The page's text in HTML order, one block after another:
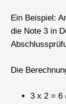
Ein Beispiel:
die Note 3 in
Die
3 x 2 = 6